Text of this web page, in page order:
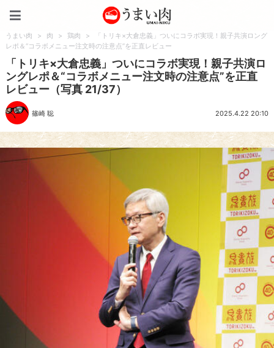
うまい肉 > 肉 > 鶏肉 >
「トリキ×大倉忠義」ついにコラボ実現！親子共演ロング
レポ＆“コラボメニュー注文時の注意点”を正直レビュー
「トリキ×大倉忠義」ついにコラボ実現！親子共演ロ
ングレポ＆“コラボメニュー注文時の注意点”を正直
レビュー（写真 21/37）
篠崎 聡 2025.4.22 20:10